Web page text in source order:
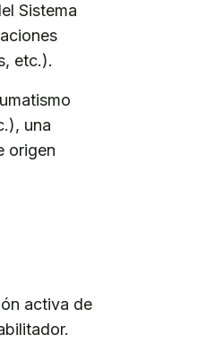
Sistema
etc.).
una
origen
activa de